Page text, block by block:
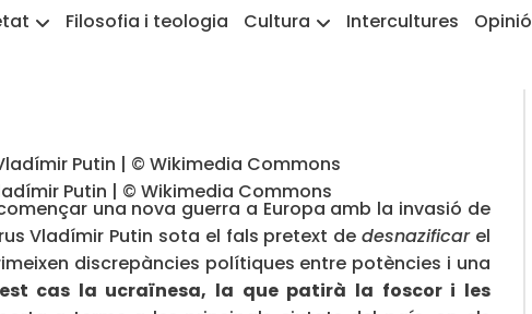
Filosofia i teologia Cultura Intercultures Opinió
Putin | © Wikimedia Commons
una nova guerra a Europa amb la invasió de
Vladímir Putin sota el fals pretext de desnazificarel
discrepàncies polítiques entre potències i una
cas la ucraïnesa, la que patirà la foscor i les